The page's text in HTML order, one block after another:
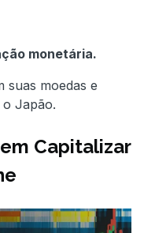
monetária.
suas moedas e
Japão.
Capitalizar